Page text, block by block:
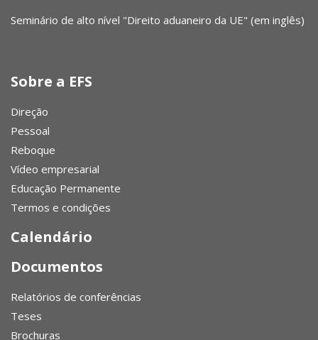
Seminário de alto nível "Direito aduaneiro da UE" (em inglês)
Sobre a EFS
Direção
Pessoal
Reboque
Vídeo empresarial
Educação Permanente
Termos e condições
Calendário
Documentos
Relatórios de conferências
Teses
Brochuras